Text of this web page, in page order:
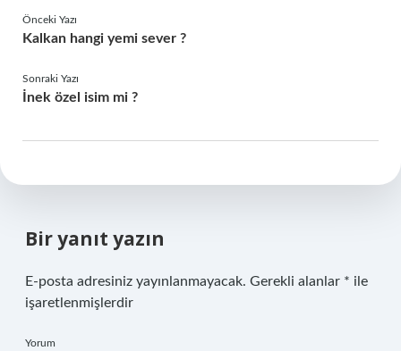
Önceki Yazı
Kalkan hangi yemi sever ?
Sonraki Yazı
İnek özel isim mi ?
Bir yanıt yazın
E-posta adresiniz yayınlanmayacak. Gerekli alanlar * ile
işaretlenmişlerdir
Yorum